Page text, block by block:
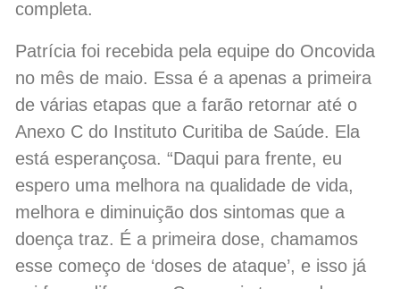
completa.
Patrícia foi recebida pela equipe do Oncovida
no mês de maio. Essa é a apenas a primeira
de várias etapas que a farão retornar até o
Anexo C do Instituto Curitiba de Saúde. Ela
está esperançosa. “Daqui para frente, eu
espero uma melhora na qualidade de vida,
melhora e diminuição dos sintomas que a
doença traz. É a primeira dose, chamamos
esse começo de ‘doses de ataque’, e isso já